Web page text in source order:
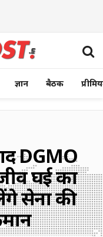
ज्ञान बैठक
DGMO
घई का
सेना की